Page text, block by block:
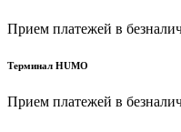
Прием платежей в
Терминал HUMO
Прием платежей в